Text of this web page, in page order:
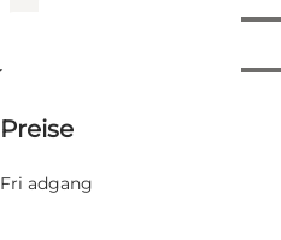
Termine und Uhrzeiten
Termine und Uhrzeiten
8 August
10 August
Preise
Fri adgang